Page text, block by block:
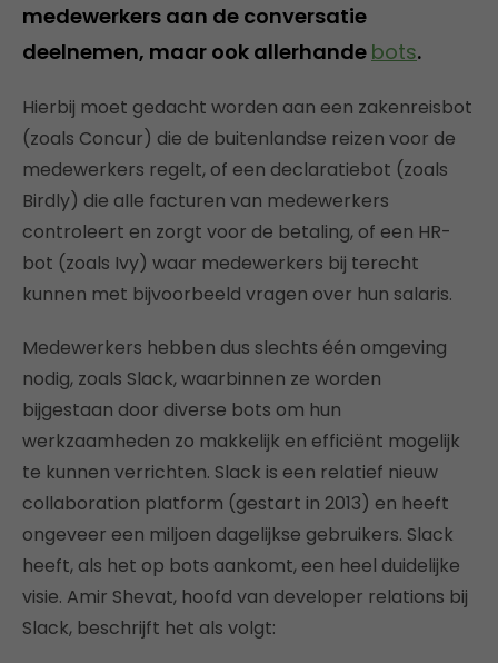
medewerkers aan de conversatie
deelnemen, maar ook allerhande bots.
Hierbij moet gedacht worden aan een zakenreisbot
(zoals Concur) die de buitenlandse reizen voor de
medewerkers regelt, of een declaratiebot (zoals
Birdly) die alle facturen van medewerkers
controleert en zorgt voor de betaling, of een HR-
bot (zoals Ivy) waar medewerkers bij terecht
kunnen met bijvoorbeeld vragen over hun salaris.
Medewerkers hebben dus slechts één omgeving
nodig, zoals Slack, waarbinnen ze worden
bijgestaan door diverse bots om hun
werkzaamheden zo makkelijk en efficiënt mogelijk
te kunnen verrichten. Slack is een relatief nieuw
collaboration platform (gestart in 2013) en heeft
ongeveer een miljoen dagelijkse gebruikers. Slack
heeft, als het op bots aankomt, een heel duidelijke
visie. Amir Shevat, hoofd van developer relations bij
Slack, beschrijft het als volgt: